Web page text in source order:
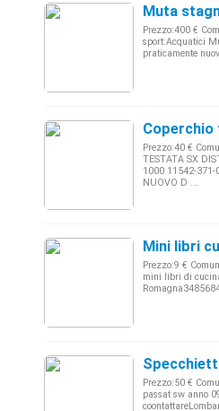
Muta
Prezzo:400 €
sport:Acquatici
praticamente
Coperchio
Prezzo:40 €
TESTATA SX
1000 11542-371-
NUOVO D ...
Mini libri
Prezzo:9 €
mini libri di
Prezzo:50 €
passat sw anno